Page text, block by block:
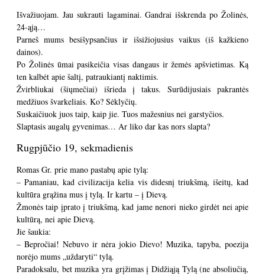
Išvažiuojam. Jau sukrauti lagaminai. Gandrai išskrenda po Žolinės,
24-ąją…
Parneš mums besišypsančius ir išsižiojusius vaikus (iš kažkieno
dainos).
Po Žolinės ūmai pasikeičia visas dangaus ir žemės apšvietimas. Ką
ten kalbėt apie šaltį, patraukiantį naktimis.
Žvirbliukai (šiųmečiai) išrieda į takus. Surūdijusiais pakrantės
medžiuos švarkeliais. Ko? Sėklyčių.
Suskaičiuok juos taip, kaip jie. Tuos mažesnius nei garstyčios.
Slaptasis augalų gyvenimas… Ar liko dar kas nors slapta?
Rugpjūčio 19, sekmadienis
Romas Gr. prie mano pastabų apie tylą:
– Pamaniau, kad civilizacija kelia vis didesnį triukšmą, išeitų, kad
kultūra grąžina mus į tylą. Ir kartu – į Dievą.
Žmonės taip įprato į triukšmą, kad jame nenori nieko girdėt nei apie
kultūrą, nei apie Dievą.
Jie šaukia:
– Bepročiai! Nebuvo ir nėra jokio Dievo! Muzika, tapyba, poezija
norėjo mums „uždaryti“ tylą.
Paradoksalu, bet muzika yra grįžimas į Didžiąją Tylą (ne absoliučią,